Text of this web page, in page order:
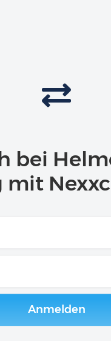
bei
mit
Anmelden